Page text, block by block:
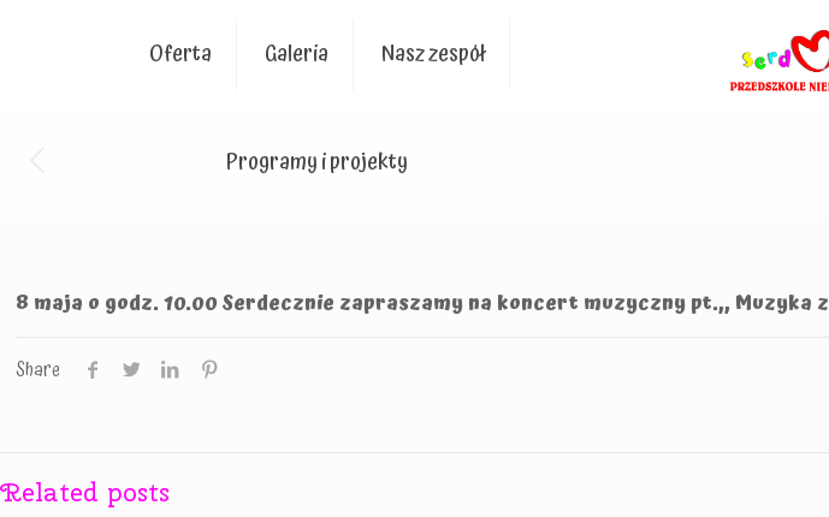
Oferta Galeria Nasz zespół
Programy i projekty
8 maja o godz. 10.00 Serdecznie zapraszamy na koncert muzyczny pt.,,
Share
Related posts